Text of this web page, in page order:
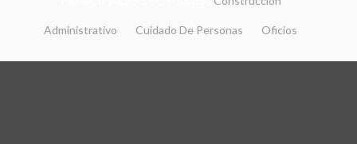
Administrativo Cuidado De Personas Oficios